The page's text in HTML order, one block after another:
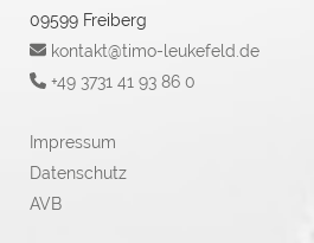
09599 Freiberg
kontakt@timo-leukefeld.de
+49 3731 41 93 86 0
Impressum
Datenschutz
AVB